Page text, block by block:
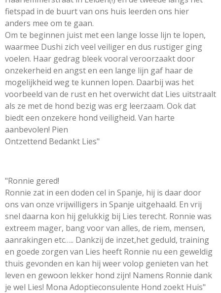
fietspad in de buurt van ons huis leerden ons hier
anders mee om te gaan.
Om te beginnen juist met een lange losse lijn te lopen,
waarmee Dushi zich veel veiliger en dus rustiger ging
voelen. Haar gedrag bleek vooral veroorzaakt door
onzekerheid en angst en een lange lijn gaf haar de
mogelijkheid weg te kunnen lopen. Daarbij was het
voorbeeld van de rust en het overwicht dat Lies uitstraalt
als ze met de hond bezig was erg leerzaam. Ook dat
biedt een onzekere hond veiligheid. Van harte
aanbevolen! Pien
Ontzettend Bedankt Lies"
"Ronnie gered!
Ronnie zat in een doden cel in Spanje, hij is daar door
ons van onze vrijwilligers in Spanje uitgehaald. En vrij
snel daarna kon hij gelukkig bij Lies terecht. Ronnie was
extreem mager, bang voor van alles, de riem, mensen,
aanrakingen etc….. Dankzij de inzet,het geduld, training
en goede zorgen van Lies heeft Ronnie nu een geweldig
thuis gevonden en kan hij weer volop genieten van het
leven en gewoon lekker hond zijn! Namens Ronnie dank
je wel Lies! Mona Adoptieconsulente Hond zoekt Huis"